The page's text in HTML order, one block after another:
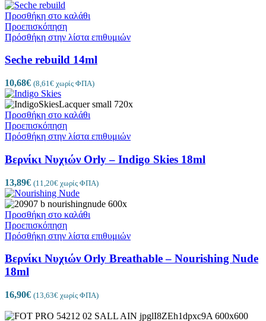
Προσθήκη στο καλάθι
Προεπισκόπηση
Πρόσθήκη στην λίστα επιθυμιών
Seche rebuild 14ml
10,68€ (8,61€ χωρίς ΦΠΑ)
Προσθήκη στο καλάθι
Προεπισκόπηση
Πρόσθήκη στην λίστα επιθυμιών
Βερνίκι Νυχιών Orly – Indigo Skies 18ml
13,89€ (11,20€ χωρίς ΦΠΑ)
Προσθήκη στο καλάθι
Προεπισκόπηση
Πρόσθήκη στην λίστα επιθυμιών
Βερνίκι Νυχιών Orly Breathable – Nourishing Nude
18ml
16,90€ (13,63€ χωρίς ΦΠΑ)